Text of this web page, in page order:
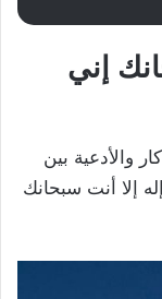
إني
والأدعية بين
إلا أنت سبحانك